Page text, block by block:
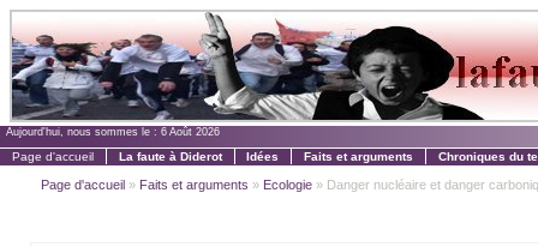
Aujourd'hui, nous sommes le : 6 Août 2026
Page d'accueil La faute à Diderot Idées Faits et arguments Chroniques du
Page d'accueil » Faits et arguments » Ecologie » Danger nucléaire et danger